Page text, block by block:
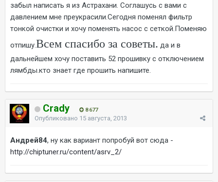
забыл написать я из Астрахани. Соглашусь с вами с
давлением мне преукрасили.Сегодня поменял фильтр
тонкой очистки и хочу поменять насос с сеткой.Поменяю
отпишу.Всем спасибо за советы. да и в
дальнейшем хочу поставить 52 прошивку с отключением
лямбды.кто знает где прошить напишите.
Crady 8 677
Опубликовано 15 августа, 2013
Андрей84, ну как вариант попробуй вот сюда -
http://chiptuner.ru/content/asrv_2/